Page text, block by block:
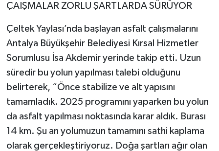
ÇAIŞMALAR ZORLU ŞARTLARDA SÜRÜYOR
Çeltek Yaylası’nda başlayan asfalt çalışmalarını
Antalya Büyükşehir Belediyesi Kırsal Hizmetler
Sorumlusu İsa Akdemir yerinde takip etti. Uzun
süredir bu yolun yapılması talebi olduğunu
belirterek, “Önce stabilize ve alt yapısını
tamamladık. 2025 programını yaparken bu yolun
da asfalt yapılması noktasında karar aldık. Burası
14 km. Şu an yolumuzun tamamını sathi kaplama
olarak gerçekleştiriyoruz. Doğa şartları ağır olan